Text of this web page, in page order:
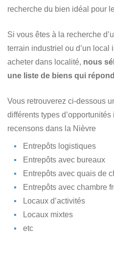
recherche du bien idéal pour
Si vous êtes à la recherche
terrain industriel ou d’un local
acheter dans localité, nous
une liste de biens qui
Vous retrouverez ci-dessous
différents types
recensons dans la Nièvre
Entrepôts logistiques
Entrepôts avec bureaux
Entrepôts avec quais de
Entrepôts avec chambre
Locaux d’activités
Locaux mixtes
etc